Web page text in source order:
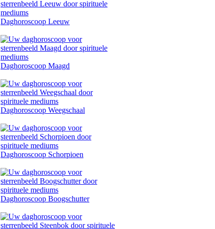
Daghoroscoop Leeuw
Daghoroscoop Maagd
Daghoroscoop Weegschaal
Daghoroscoop Schorpioen
Daghoroscoop Boogschutter